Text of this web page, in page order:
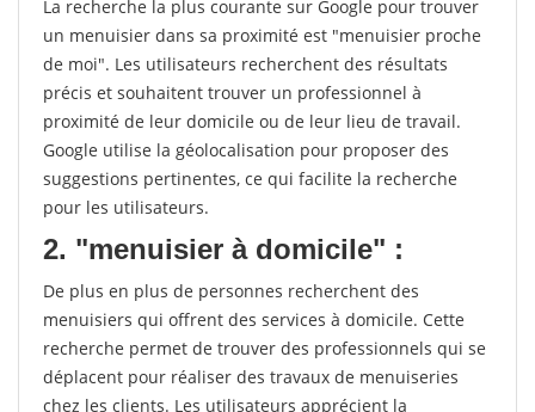
La recherche la plus courante sur Google pour trouver
un menuisier dans sa proximité est "menuisier proche
de moi". Les utilisateurs recherchent des résultats
précis et souhaitent trouver un professionnel à
proximité de leur domicile ou de leur lieu de travail.
Google utilise la géolocalisation pour proposer des
suggestions pertinentes, ce qui facilite la recherche
pour les utilisateurs.
2. "menuisier à domicile" :
De plus en plus de personnes recherchent des
menuisiers qui offrent des services à domicile. Cette
recherche permet de trouver des professionnels qui se
déplacent pour réaliser des travaux de menuiseries
chez les clients. Les utilisateurs apprécient la